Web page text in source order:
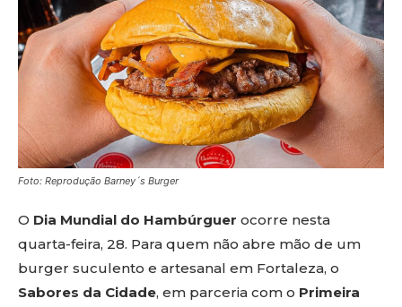
Foto: Reprodução Barney´s Burger
O Dia Mundial do Hambúrguer ocorre nesta
quarta-feira, 28. Para quem não abre mão de um
burger suculento e artesanal em Fortaleza, o
Sabores da Cidade, em parceria com o Primeira